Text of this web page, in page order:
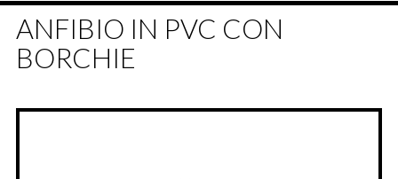
HOME
CHIARA BELLINI
COLLEZIONI
STORE LOCATOR
ANFIBIO IN PVC CON
BORCHIE